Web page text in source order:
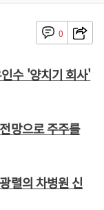
0
수 '양치기 회사'
망으로 주주를
렬의 차병원 신